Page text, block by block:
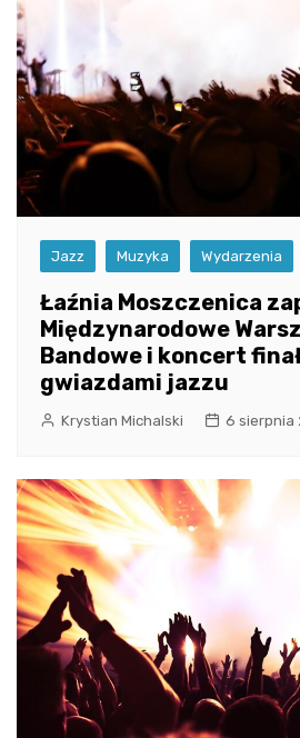
Jazz Muzyka Wydarzenia
Łaźnia Moszczenica
Międzynarodowe
Bandowe i koncert
gwiazdami jazzu
Krystian Michalski 6 sierpnia